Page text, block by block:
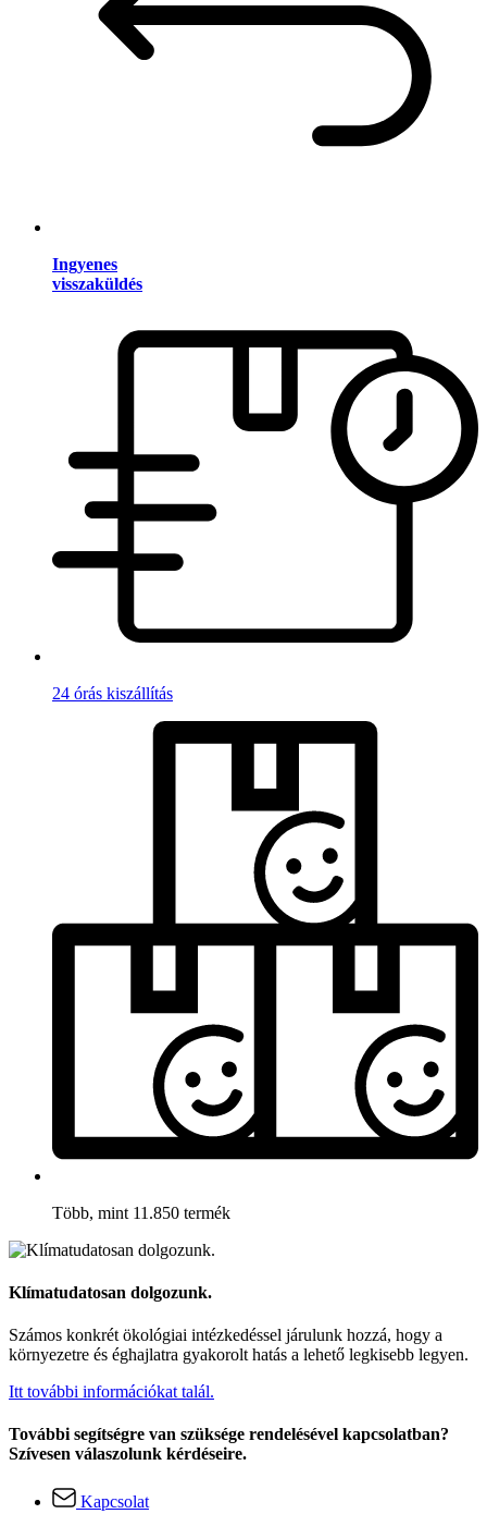
Ingyenes
visszaküldés
24 órás kiszállítás
Több, mint 11.850 termék
Klímatudatosan dolgozunk.
Számos konkrét ökológiai intézkedéssel járulunk hozzá, hogy a
környezetre és éghajlatra gyakorolt hatás a lehető legkisebb legyen.
Itt további információkat talál.
További segítségre van szüksége rendelésével kapcsolatban?
Szívesen válaszolunk kérdéseire.
Kapcsolat